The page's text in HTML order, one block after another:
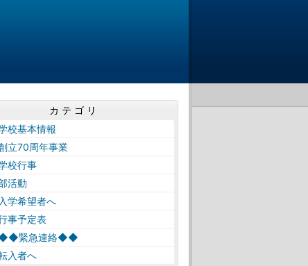
カテゴリ
校基本情報
立70周年事業
校行事
活動
学希望者へ
事予定表
緊急連絡◆◆
入者へ